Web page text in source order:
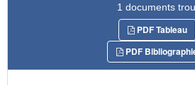
1 documents
PDF Tableau
PDF